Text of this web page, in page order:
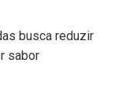
busca reduzir
sabor